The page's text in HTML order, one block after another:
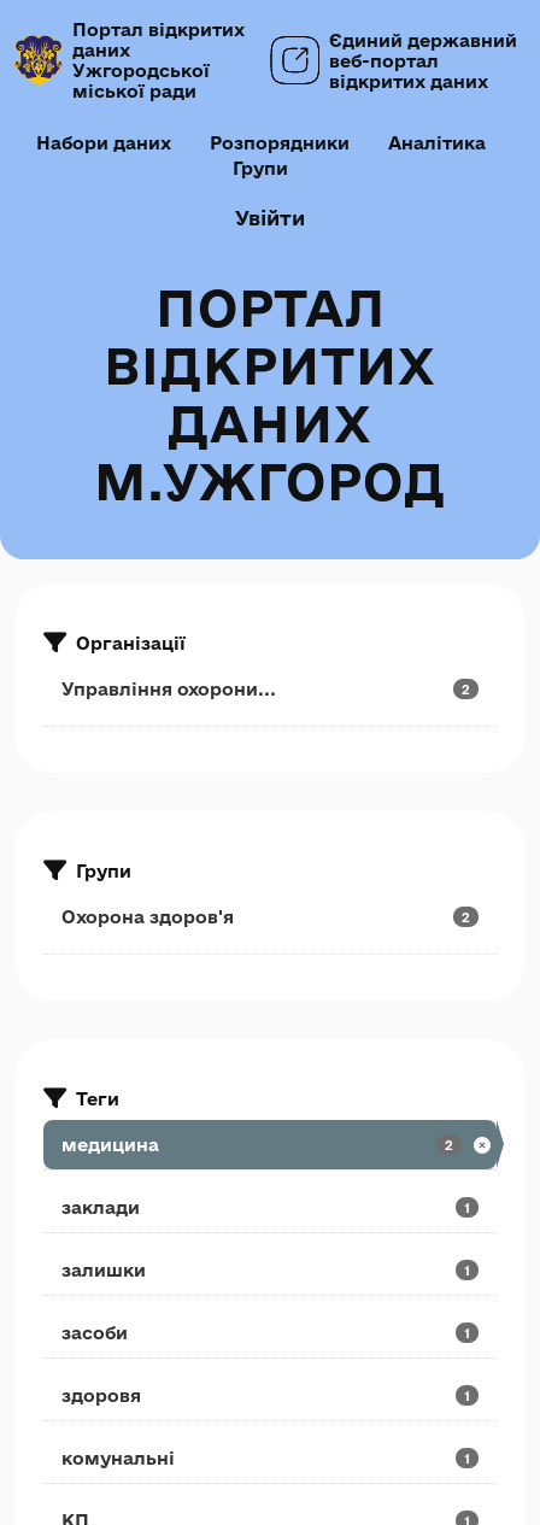
Портал відкритих
даних
Ужгородської
міської ради
Єдиний державний
веб-портал
відкритих даних
Набори даних Розпорядники
Аналітика
Групи
Увійти
ПОРТАЛ
ВІДКРИТИХ
ДАНИХ
М.УЖГОРОД
Організації
Управління охорони... 2
Групи
Охорона здоров'я 2
Теги
медицина 2
заклади 1
залишки 1
засоби 1
здоровя 1
комунальні 1
КП 1